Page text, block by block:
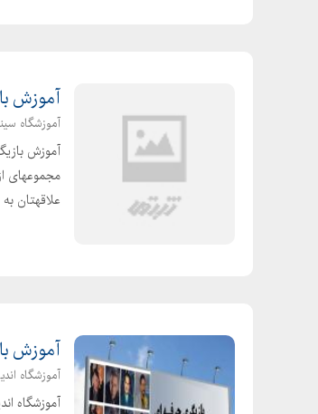
آموزش
آموزشگاه
آموزش
مجموعهای
علاقهتان به
آموزش
آموزشگاه
آموزشگاه